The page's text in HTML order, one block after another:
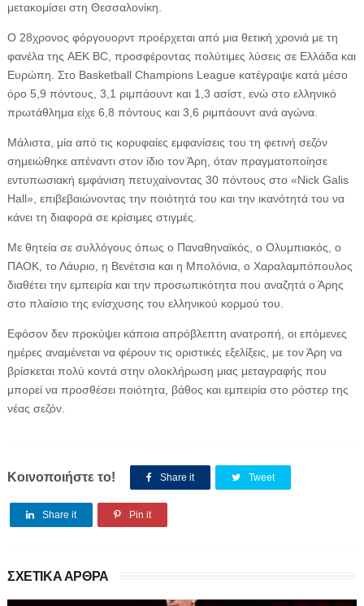
μετακομίσει στη Θεσσαλονίκη.
Ο 28χρονος φόργουορντ προέρχεται από μια θετική χρονιά με τη
φανέλα της AEK BC, προσφέροντας πολύτιμες λύσεις σε Ελλάδα και
Ευρώπη. Στο Basketball Champions League κατέγραψε κατά μέσο
όρο 5,9 πόντους, 3,1 ριμπάουντ και 1,3 ασίστ, ενώ στο ελληνικό
πρωτάθλημα είχε 6,8 πόντους και 3,6 ριμπάουντ ανά αγώνα.
Μάλιστα, μία από τις κορυφαίες εμφανίσεις του τη φετινή σεζόν
σημειώθηκε απέναντι στον ίδιο τον Άρη, όταν πραγματοποίησε
εντυπωσιακή εμφάνιση πετυχαίνοντας 30 πόντους στο «Nick Galis
Hall», επιβεβαιώνοντας την ποιότητά του και την ικανότητά του να
κάνει τη διαφορά σε κρίσιμες στιγμές.
Με θητεία σε συλλόγους όπως ο Παναθηναϊκός, ο Ολυμπιακός, ο
ΠΑΟΚ, το Λάυριο, η Βενέτσια και η Μπολόνια, ο Χαραλαμπόπουλος
διαθέτει την εμπειρία και την προσωπικότητα που αναζητά ο Άρης
στο πλαίσιο της ενίσχυσης του ελληνικού κορμού του.
Εφόσον δεν προκύψει κάποια απρόβλεπτη ανατροπή, οι επόμενες
ημέρες αναμένεται να φέρουν τις οριστικές εξελίξεις, με τον Άρη να
βρίσκεται πολύ κοντά στην ολοκλήρωση μιας μεταγραφής που
μπορεί να προσθέσει ποιότητα, βάθος και εμπειρία στο ρόστερ της
νέας σεζόν.
Κοινοποιήστε το! Share it Tweet
Share it Pin it
ΣΧΕΤΙΚΑ ΑΡΘΡΑ